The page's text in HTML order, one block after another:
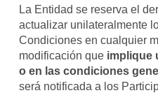
La Entidad se reserva el
actualizar unilateralmente
Condiciones en cualquier
modificación que implique
o en las condiciones
será notificada a los